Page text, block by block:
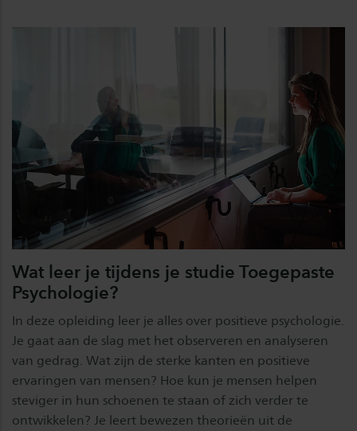
Wat leer je tijdens je studie Toegepaste
Psychologie?
In deze opleiding leer je alles over positieve psychologie.
Je gaat aan de slag met het observeren en analyseren
van gedrag. Wat zijn de sterke kanten en positieve
ervaringen van mensen? Hoe kun je mensen helpen
steviger in hun schoenen te staan of zich verder te
ontwikkelen? Je leert bewezen theorieën uit de